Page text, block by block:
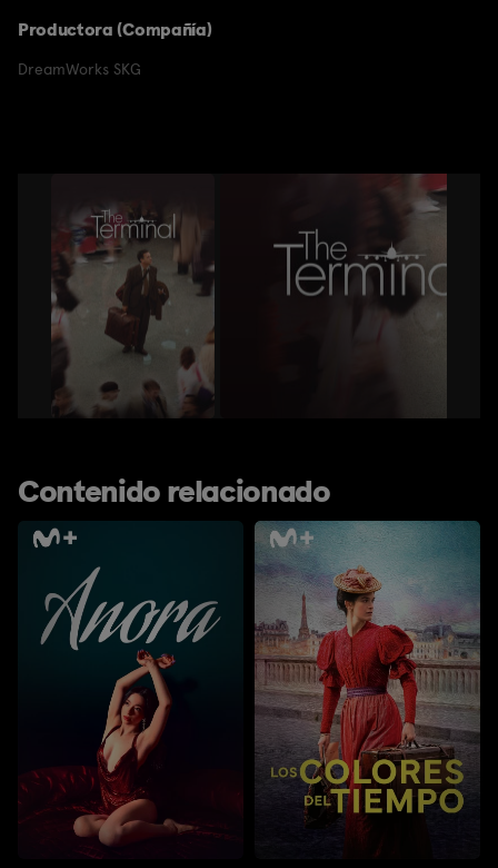
Productora (Compañía)
DreamWorks SKG
Contenido relacionado